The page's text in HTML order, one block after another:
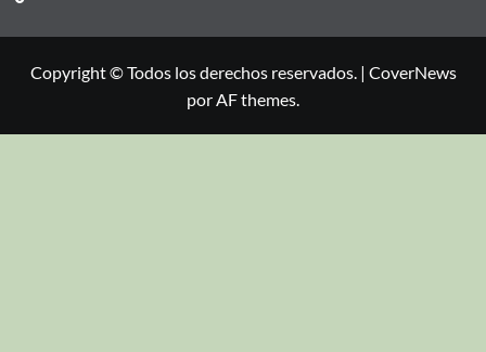
Copyright © Todos los derechos reservados. | CoverNews
por AF themes.